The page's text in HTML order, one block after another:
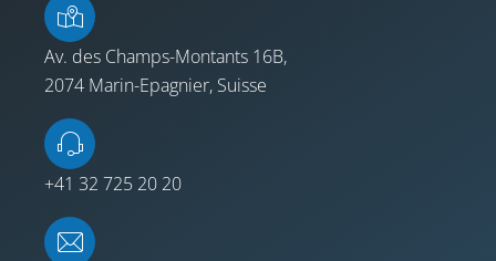
Av. des Champs-Montants 16B,
2074 Marin-Epagnier, Suisse
+41 32 725 20 20